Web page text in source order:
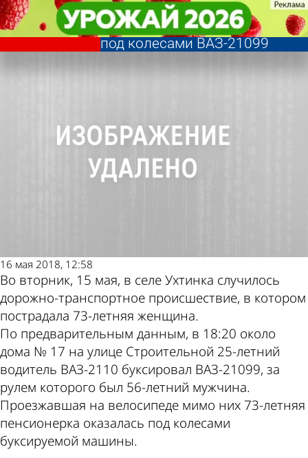
В Ухтинке 73-летняя
велосипедистка оказалась
под колесами ВАЗ-21099
Происшествия
16 мая 2018, 12:58
Во вторник, 15 мая, в селе Ухтинка случилось
дорожно-транспортное происшествие, в котором
пострадала 73-летняя женщина.
По предварительным данным, в 18:20 около
дома № 17 на улице Строительной 25-летний
водитель ВАЗ-2110 буксировал ВАЗ-21099, за
рулем которого был 56-летний мужчина.
Проезжавшая на велосипеде мимо них 73-летняя
пенсионерка оказалась под колесами
буксируемой машины.
В Ухтинке 73-летняя
велосипедистка оказалась
под колесами ВАЗ-21099
Происшествия
Другие новости по
теме
Погода и курсы
валют в Пензе